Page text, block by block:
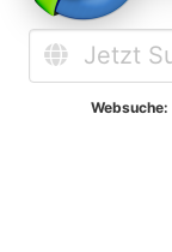
Websuche: